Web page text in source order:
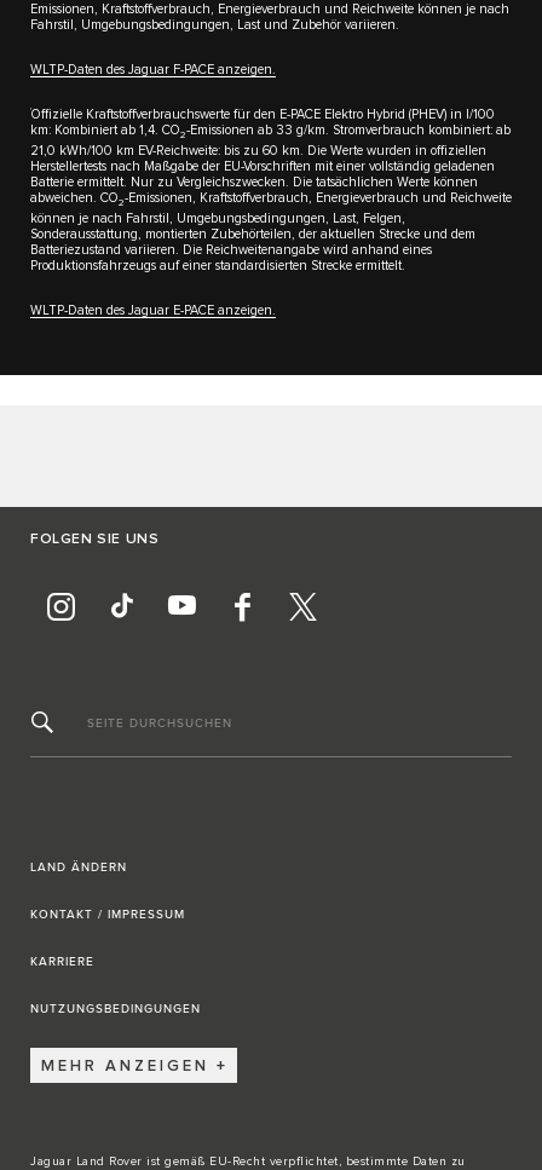
Emissionen, Kraftstoffverbrauch, Energieverbrauch und Reichweite können je nach
Fahrstil, Umgebungsbedingungen, Last und Zubehör variieren.
WLTP-Daten des Jaguar F-PACE anzeigen.​
†Offizielle Kraftstoffverbrauchswerte für den E-PACE Elektro Hybrid (PHEV) in l/100
km: Kombiniert ab 1,4. CO2-Emissionen ab 33 g/km. Stromverbrauch kombiniert: ab
21,0 kWh/100 km EV-Reichweite: bis zu 60 km. Die Werte wurden in offiziellen
Herstellertests nach Maßgabe der EU-Vorschriften mit einer vollständig geladenen
Batterie ermittelt. Nur zu Vergleichszwecken. Die tatsächlichen Werte können
abweichen. CO2-Emissionen, Kraftstoffverbrauch, Energieverbrauch und Reichweite
können je nach Fahrstil, Umgebungsbedingungen, Last, Felgen,
Sonderausstattung, montierten Zubehörteilen, der aktuellen Strecke und dem
Batteriezustand variieren. Die Reichweitenangabe wird anhand eines
Produktionsfahrzeugs auf einer standardisierten Strecke ermittelt.
WLTP-Daten des Jaguar E-PACE anzeigen.
FOLGEN SIE UNS
SEITE DURCHSUCHEN
LAND ÄNDERN
KONTAKT / IMPRESSUM
KARRIERE
NUTZUNGSBEDINGUNGEN
MEHR ANZEIGEN
Jaguar Land Rover ist gemäß EU-Recht verpflichtet, bestimmte Daten zu